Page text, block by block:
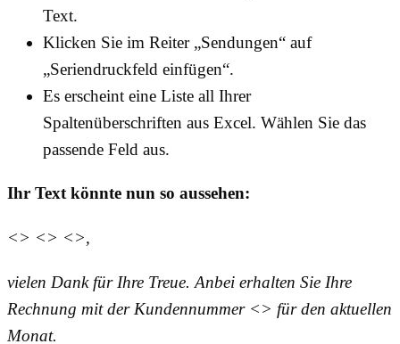
Text.
Klicken Sie im Reiter „Sendungen“ auf
„Seriendruckfeld einfügen“.
Es erscheint eine Liste all Ihrer
Spaltenüberschriften aus Excel. Wählen Sie das
passende Feld aus.
Ihr Text könnte nun so aussehen:
<> <> <>,
vielen Dank für Ihre Treue. Anbei erhalten Sie Ihre
Rechnung mit der Kundennummer <> für den aktuellen
Monat.